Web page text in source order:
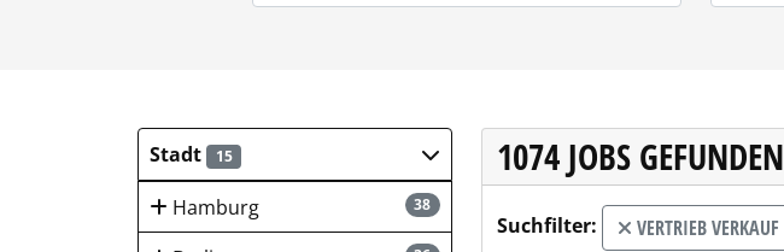
Stadt 15
38
Hamburg
1074 JOBS GEFUNDEN
Suchfilter: VERTRIEB VERKAUF